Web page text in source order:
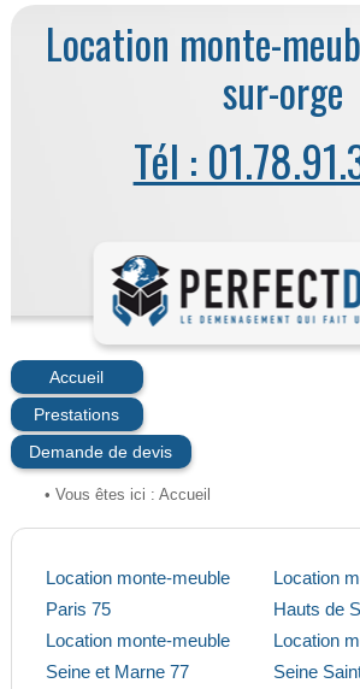
Location monte-
sur-orge
Tél :
Accueil
Prestations
Demande de devis
• Vous êtes ici : Accueil
Location monte-meuble
Paris 75
Location monte-meuble
Seine et Marne 77
Location
Hauts de
Location
Seine